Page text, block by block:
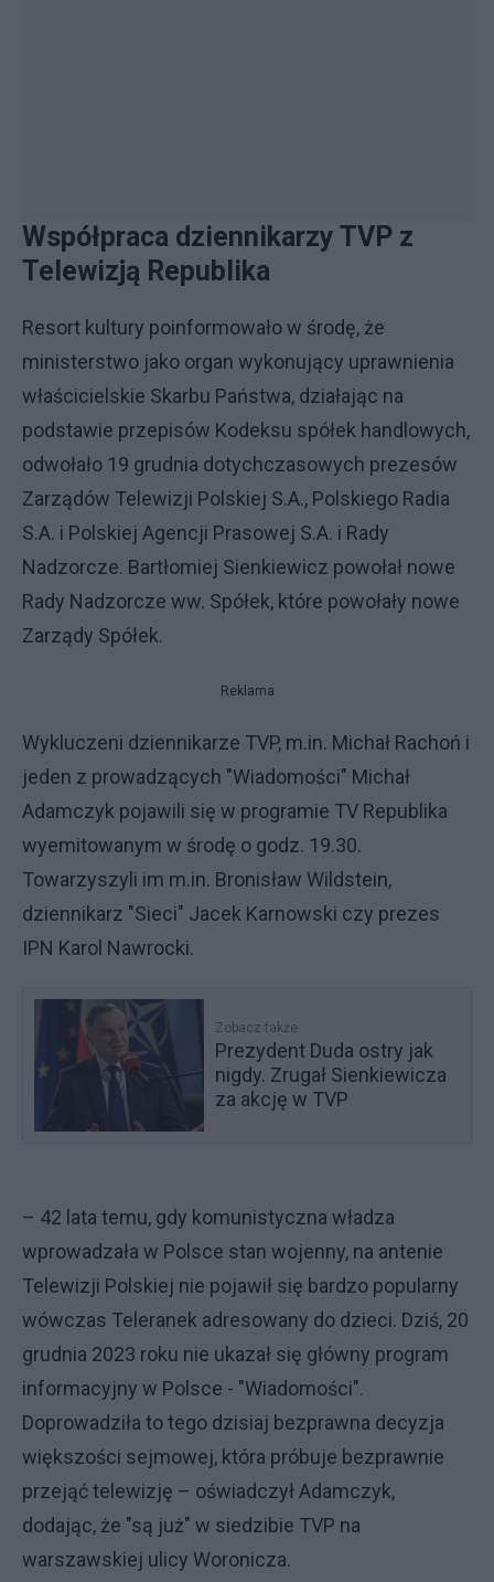
Współpraca dziennikarzy TVP z
Telewizją Republika
Resort kultury poinformowało w środę, że
ministerstwo jako organ wykonujący uprawnienia
właścicielskie Skarbu Państwa, działając na
podstawie przepisów Kodeksu spółek handlowych,
odwołało 19 grudnia dotychczasowych prezesów
Zarządów Telewizji Polskiej S.A., Polskiego Radia
S.A. i Polskiej Agencji Prasowej S.A. i Rady
Nadzorcze. Bartłomiej Sienkiewicz powołał nowe
Rady Nadzorcze ww. Spółek, które powołały nowe
Zarządy Spółek.
Reklama
Wykluczeni dziennikarze TVP, m.in. Michał Rachoń i
jeden z prowadzących "Wiadomości" Michał
Adamczyk pojawili się w programie TV Republika
wyemitowanym w środę o godz. 19.30.
Towarzyszyli im m.in. Bronisław Wildstein,
dziennikarz "Sieci" Jacek Karnowski czy prezes
IPN Karol Nawrocki.
Zobacz także
Prezydent Duda ostry jak
nigdy. Zrugał Sienkiewicza
za akcję w TVP
– 42 lata temu, gdy komunistyczna władza
wprowadzała w Polsce stan wojenny, na antenie
Telewizji Polskiej nie pojawił się bardzo popularny
wówczas Teleranek adresowany do dzieci. Dziś, 20
grudnia 2023 roku nie ukazał się główny program
informacyjny w Polsce - "Wiadomości".
Doprowadziła to tego dzisiaj bezprawna decyzja
większości sejmowej, która próbuje bezprawnie
przejąć telewizję – oświadczył Adamczyk,
dodając, że "są już" w siedzibie TVP na
warszawskiej ulicy Woronicza.